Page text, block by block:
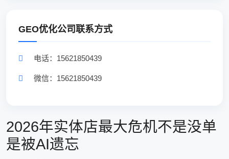
GEO优化公司联系方式
电话：15621850439
微信：15621850439
2026年实体店最大危机不是没单
是被AI遗忘